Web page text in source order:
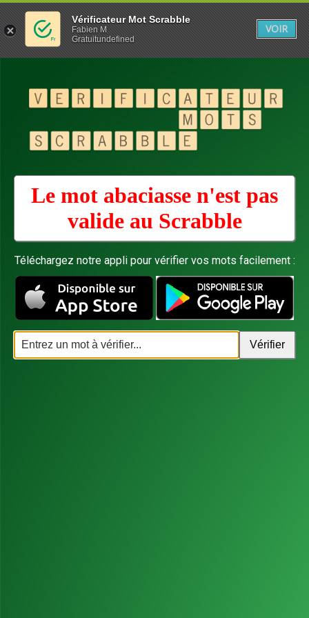
Le mot abaciasse n'est pas
valide au Scrabble
Téléchargez notre appli pour vérifier vos mots facilement :
Vérificateur Mot Scrabble
Fabien M
Gratuitundefined
VOIR